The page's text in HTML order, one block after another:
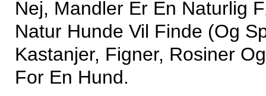
Nej, Mandler Er En Naturlig
Natur Hunde Vil Finde (og
Kastanjer, Figner, Rosiner
For En Hund.